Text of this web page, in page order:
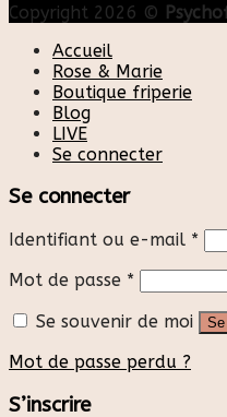
Copyright 2026 ©
Accueil
Rose & Marie
Boutique friperie
Blog
LIVE
Se connecter
Se connecter
Identifiant ou e-mail *
Mot de passe *
Se souvenir de moi
Mot de passe perdu ?
S’inscrire